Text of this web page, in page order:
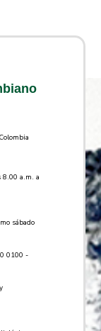
8.00 a.m. a
sábado
0100 -